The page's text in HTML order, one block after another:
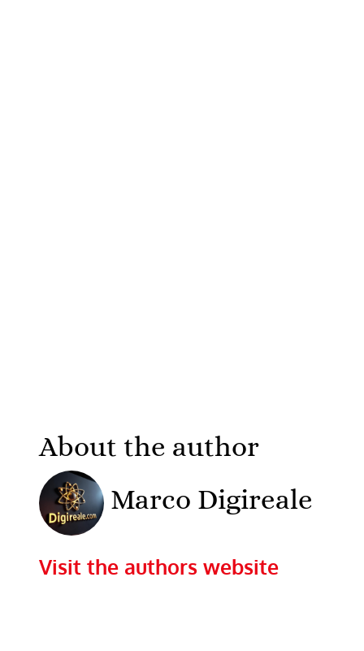
About the author
Marco Digireale
Visit the authors website